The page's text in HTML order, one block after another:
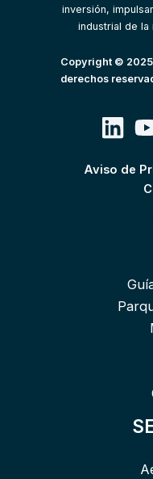
inversión,
industrial de la
Copyright ©
derechos
Aviso de